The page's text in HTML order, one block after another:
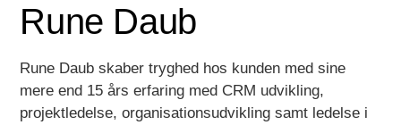
Rune Daub
Rune Daub skaber tryghed hos kunden med sine
mere end 15 års erfaring med CRM udvikling,
projektledelse, organisationsudvikling samt ledelse i